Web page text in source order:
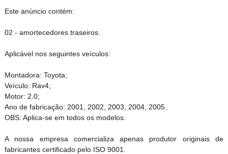
Este anúncio contém:
02 - amortecedores traseiros.
Aplicável nos seguintes veículos:
Montadora: Toyota;
Veículo: Rav4;
Motor: 2.0;
Ano de fabricação: 2001, 2002, 2003, 2004, 2005.
OBS: Aplica-se em todos os modelos.
A nossa empresa comercializa apenas produtor originais de
fabricantes certificado pelo ISO 9001.